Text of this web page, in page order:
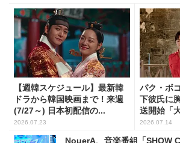
【週韓スケジュール】最新韓
ドラから韓国映画まで！来週
(7/27～) 日本初配信の...
2026.07.23
パク・ボ
下彼氏に
送開始「
韓...
2026.07.14
NouerA、音楽番組「SHOW